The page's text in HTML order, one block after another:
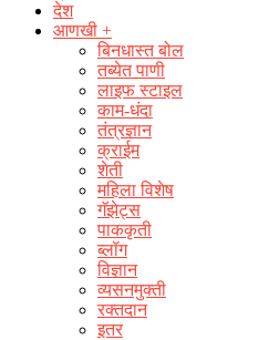
देश
आणखी +
बिनधास्त बोल
तब्येत पाणी
लाइफ स्टाइल
काम-धंदा
तंत्रज्ञान
क्राईम
शेती
महिला विशेष
गॅझेट्स
पाककृती
ब्लॉग
विज्ञान
व्यसनमुक्ती
रक्‍तदान
इतर